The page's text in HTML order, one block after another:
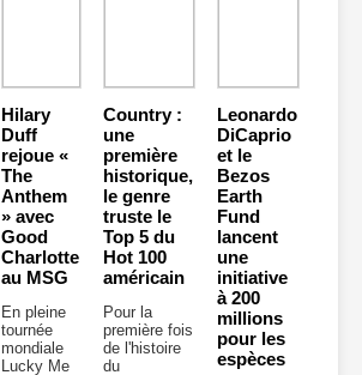
Hilary
Duff
rejoue «
The
Anthem
» avec
Good
Charlotte
au MSG
En pleine
tournée
mondiale
Lucky Me
Country :
une
première
historique,
le genre
truste le
Top 5 du
Hot 100
américain
Pour la
première fois
de l'histoire
du
Leonardo
DiCaprio
et le
Bezos
Earth
Fund
lancent
une
initiative
à 200
millions
pour les
espèces